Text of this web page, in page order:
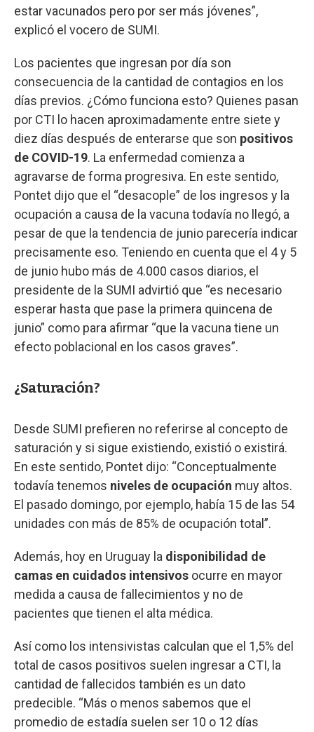
estar vacunados pero por ser más jóvenes”,
explicó el vocero de SUMI.
Los pacientes que ingresan por día son
consecuencia de la cantidad de contagios en los
días previos. ¿Cómo funciona esto? Quienes pasan
por CTI lo hacen aproximadamente entre siete y
diez días después de enterarse que son positivos
de COVID-19. La enfermedad comienza a
agravarse de forma progresiva. En este sentido,
Pontet dijo que el “desacople” de los ingresos y la
ocupación a causa de la vacuna todavía no llegó, a
pesar de que la tendencia de junio parecería indicar
precisamente eso. Teniendo en cuenta que el 4 y 5
de junio hubo más de 4.000 casos diarios, el
presidente de la SUMI advirtió que “es necesario
esperar hasta que pase la primera quincena de
junio” como para afirmar “que la vacuna tiene un
efecto poblacional en los casos graves”.
¿Saturación?
Desde SUMI prefieren no referirse al concepto de
saturación y si sigue existiendo, existió o existirá.
En este sentido, Pontet dijo: “Conceptualmente
todavía tenemos niveles de ocupación muy altos.
El pasado domingo, por ejemplo, había 15 de las 54
unidades con más de 85% de ocupación total”.
Además, hoy en Uruguay la disponibilidad de
camas en cuidados intensivos ocurre en mayor
medida a causa de fallecimientos y no de
pacientes que tienen el alta médica.
Así como los intensivistas calculan que el 1,5% del
total de casos positivos suelen ingresar a CTI, la
cantidad de fallecidos también es un dato
predecible. “Más o menos sabemos que el
promedio de estadía suelen ser 10 o 12 días